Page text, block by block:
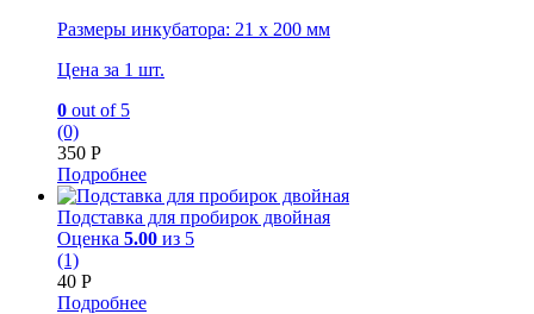
Размеры инкубатора: 21 х 200 мм
Цена за 1 шт.
0 out of 5
(0)
350 Р
Подробнее
Подставка для пробирок двойная
Оценка 5.00 из 5
(1)
40 Р
Подробнее